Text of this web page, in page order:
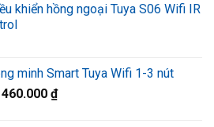
là:
1.320.000 ₫.
tại
khiển hồng ngoại Tuya S06 Wifi IR
minh Smart Tuya Wifi 1-3 nút
460.000 ₫